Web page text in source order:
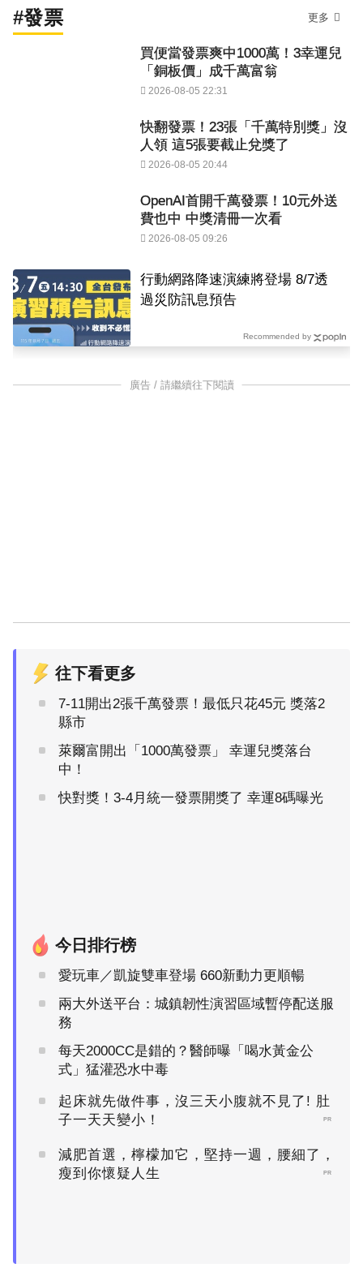
#發票 更多
買便當發票爽中1000萬！3幸運兒
「銅板價」成千萬富翁
2026-08-05 22:31
快翻發票！23張「千萬特別獎」沒
人領 這5張要截止兌獎了
2026-08-05 20:44
OpenAI首開千萬發票！10元外送
費也中 中獎清冊一次看
2026-08-05 09:26
行動網路降速演練將登場 8/7透
過災防訊息預告
Recommended by
廣告 / 請繼續往下閱讀
往下看更多
7-11開出2張千萬發票！最低只花45元 獎落2
縣市
萊爾富開出「1000萬發票」 幸運兒獎落台
中！
快對獎！3-4月統一發票開獎了 幸運8碼曝光
今日排行榜
愛玩車／凱旋雙車登場 660新動力更順暢
兩大外送平台：城鎮韌性演習區域暫停配送服
務
每天2000CC是錯的？醫師曝「喝水黃金公
式」猛灌恐水中毒
起床就先做件事，沒三天小腹就不見了! 肚
子一天天變小！
PR
減肥首選，檸檬加它，堅持一週，腰細了，
瘦到你懷疑人生
PR